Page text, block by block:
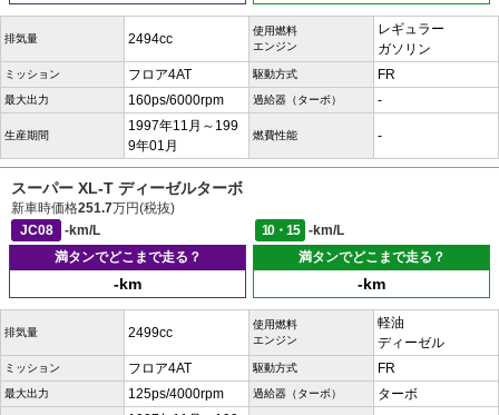
排気量 2494cc
使用燃料
エンジン
レギュラー
ガソリン
ミッション フロア4AT 駆動方式 FR
最大出力 160ps/6000rpm 過給器（ターボ） -
生産期間
1997年11月～199
9年01月
燃費性能 -
スーパー XL-T ディーゼルターボ
新車時価格251.7万円(税抜)
JC08
-km/L 10・15
-km/L
満タンでどこまで走る？
-km
満タンでどこまで走る？
-km
排気量 2499cc
使用燃料
エンジン
軽油
ディーゼル
ミッション フロア4AT 駆動方式 FR
最大出力 125ps/4000rpm 過給器（ターボ）
ターボ